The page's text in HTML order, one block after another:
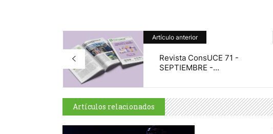
Artículo anterior
Revista ConsUCE 71 -
SEPTIEMBRE -...
Artículos relacionados